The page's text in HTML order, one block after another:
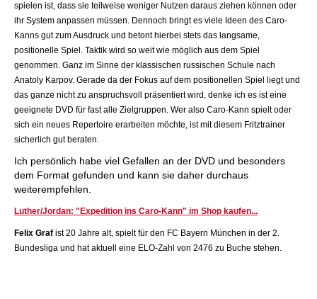
spielen ist, dass sie teilweise weniger Nutzen daraus ziehen können oder
ihr System anpassen müssen. Dennoch bringt es viele Ideen des Caro-
Kanns gut zum Ausdruck und betont hierbei stets das langsame,
positionelle Spiel. Taktik wird so weit wie möglich aus dem Spiel
genommen. Ganz im Sinne der klassischen russischen Schule nach
Anatoly Karpov. Gerade da der Fokus auf dem positionellen Spiel liegt und
das ganze nicht zu anspruchsvoll präsentiert wird, denke ich es ist eine
geeignete DVD für fast alle Zielgruppen. Wer also Caro-Kann spielt oder
sich ein neues Repertoire erarbeiten möchte, ist mit diesem Fritztrainer
sicherlich gut beraten.
Ich persönlich habe viel Gefallen an der DVD und besonders
dem Format gefunden und kann sie daher durchaus
weiterempfehlen.
Luther/Jordan: "Expedition ins Caro-Kann" im Shop kaufen...
Felix Graf ist 20 Jahre alt, spielt für den FC Bayern München in der 2.
Bundesliga und hat aktuell eine ELO-Zahl von 2476 zu Buche stehen.